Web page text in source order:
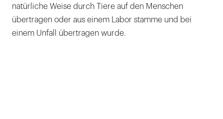
natürliche Weise durch Tiere auf den Menschen
übertragen oder aus einem Labor stamme und bei
einem Unfall übertragen wurde.